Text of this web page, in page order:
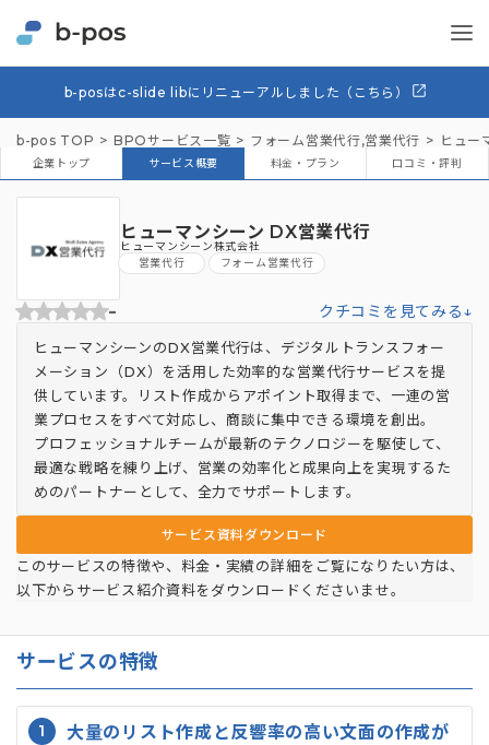
b-posはc-slide libにリニューアルしました（こちら）
b-pos TOP BPOサービス一覧 フォーム営業代行,営業代行 ヒュー
企業トップ サービス概要 料金・プラン 口コミ・評判
ヒューマンシーン DX営業代行
ヒューマンシーン株式会社
営業代行
フォーム営業代行
- クチコミを見てみる↓
ヒューマンシーンのDX営業代行は、デジタルトランスフォー
メーション（DX）を活用した効率的な営業代行サービスを提
供しています。リスト作成からアポイント取得まで、一連の営
業プロセスをすべて対応し、商談に集中できる環境を創出。
プロフェッショナルチームが最新のテクノロジーを駆使して、
最適な戦略を練り上げ、営業の効率化と成果向上を実現するた
めのパートナーとして、全力でサポートします。
サービス資料ダウンロード
このサービスの特徴や、料金・実績の詳細をご覧になりたい方は、
以下からサービス紹介資料をダウンロードくださいませ。
サービスの特徴
1
大量のリスト作成と反響率の高い文面の作成が